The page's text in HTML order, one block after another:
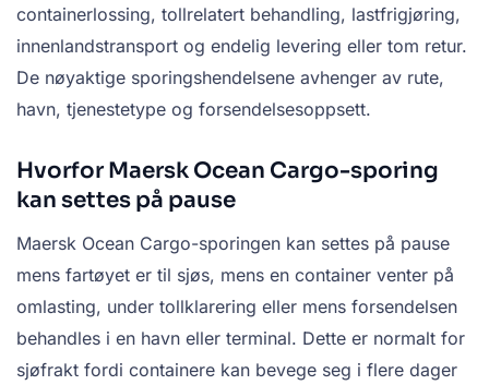
containerlossing, tollrelatert behandling, lastfrigjøring,
innenlandstransport og endelig levering eller tom retur.
De nøyaktige sporingshendelsene avhenger av rute,
havn, tjenestetype og forsendelsesoppsett.
Hvorfor Maersk Ocean Cargo-sporing
kan settes på pause
Maersk Ocean Cargo-sporingen kan settes på pause
mens fartøyet er til sjøs, mens en container venter på
omlasting, under tollklarering eller mens forsendelsen
behandles i en havn eller terminal. Dette er normalt for
sjøfrakt fordi containere kan bevege seg i flere dager